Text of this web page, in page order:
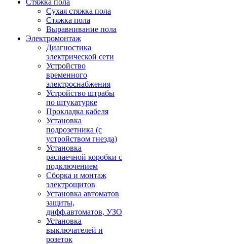
Стяжка пола
Сухая стяжка пола
Стяжка пола
Выравнивание пола
Электромонтаж
Диагностика
электрической сети
Устройство
временного
электроснабжения
Устройство штрабы
по штукатурке
Прокладка кабеля
Установка
подрозетника (с
устройством гнезда)
Установка
распаечной коробки с
подключением
Сборка и монтаж
электрощитов
Установка автоматов
защиты,
дифф.автоматов, УЗО
Установка
выключателей и
розеток